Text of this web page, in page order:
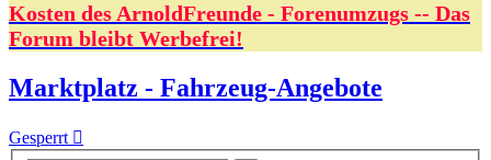
Kosten des ArnoldFreunde - Forenumzugs -- Das
Forum bleibt Werbefrei!
Marktplatz - Fahrzeug-Angebote
Gesperrt